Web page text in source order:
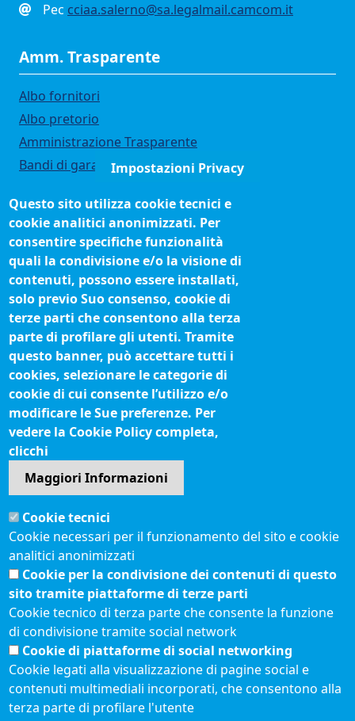
Pec cciaa.salerno@sa.legalmail.camcom.it
Amm. Trasparente
Albo fornitori
Albo pretorio
Amministrazione Trasparente
Bandi di gara
Concorsi e selezioni
Organigramma
Procedimenti (come fare per)
Siti tematici
Biblioteca camerale
Fatturazione elettronica
IBAN pagamenti alla CCIAA
Questionari soddisfazione utenti
Seguici su
Sito web
Accesso riservato
Mappa del sito
Redazione
Statistiche di accesso
Visite totali al portale: 2638231
Menù privacy
Feed RSS
Note legali
© 2021 Camere di
Commercio d'Italia
Impostazioni Privacy
Questo sito utilizza cookie tecnici e
cookie analitici anonimizzati. Per
consentire specifiche funzionalità
quali la condivisione e/o la visione di
contenuti, possono essere installati,
solo previo Suo consenso, cookie di
terze parti che consentono alla terza
parte di profilare gli utenti. Tramite
questo banner, può accettare tutti i
cookies, selezionare le categorie di
cookie di cui consente l’utilizzo e/o
modificare le Sue preferenze. Per
vedere la Cookie Policy completa,
clicchi
Maggiori Informazioni
Cookie tecnici
Cookie necessari per il funzionamento del sito e cookie
analitici anonimizzati
Cookie per la condivisione dei contenuti di questo
sito tramite piattaforme di terze parti
Cookie tecnico di terza parte che consente la funzione
di condivisione tramite social network
Cookie di piattaforme di social networking
Cookie legati alla visualizzazione di pagine social e
contenuti multimediali incorporati, che consentono alla
terza parte di profilare l'utente